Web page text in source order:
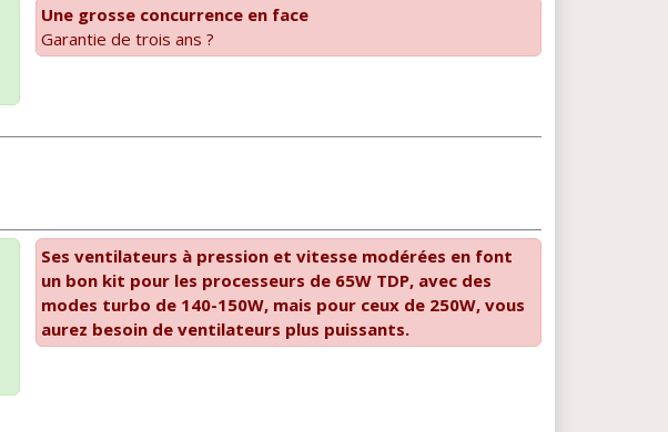
Une grosse concurrence en face
Garantie de trois ans ?
Ses ventilateurs à pression et vitesse modérées en font
un bon kit pour les processeurs de 65W TDP, avec des
modes turbo de 140-150W, mais pour ceux de 250W, vous
aurez besoin de ventilateurs plus puissants.